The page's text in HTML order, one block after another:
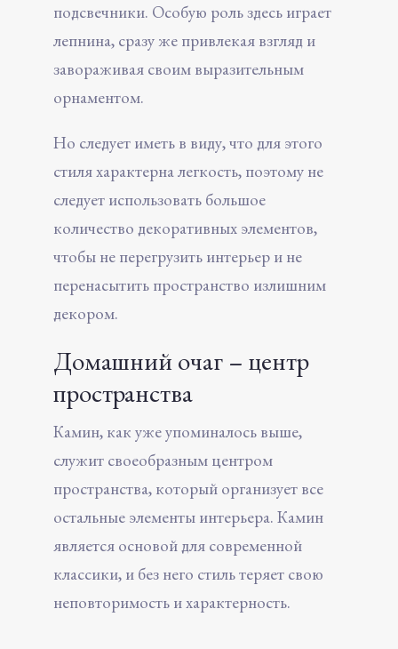
подсвечники. Особую роль здесь играет
лепнина, сразу же привлекая взгляд и
завораживая своим выразительным
орнаментом.
Но следует иметь в виду, что для этого
стиля характерна легкость, поэтому не
следует использовать большое
количество декоративных элементов,
чтобы не перегрузить интерьер и не
перенасытить пространство излишним
декором.
Домашний очаг – центр
пространства
Камин, как уже упоминалось выше,
служит своеобразным центром
пространства, который организует все
остальные элементы интерьера. Камин
является основой для современной
классики, и без него стиль теряет свою
неповторимость и характерность.